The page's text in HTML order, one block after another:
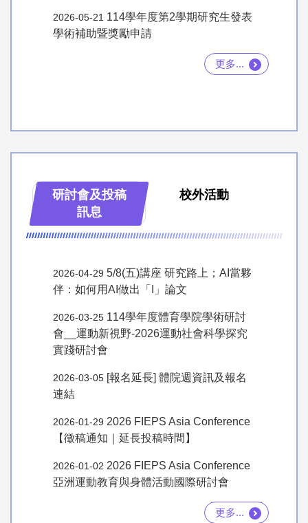
2026-05-21 114學年度第2學期研究生發表
學術補助暨獎勵申請
更多...
研討會及投稿
訊息
校外活動
2026-04-29 5/8(五)講座 研究路上；AI當夥
伴：如何用AI做出「I」論文
2026-03-25 114學年度體育學院學術研討
會__運動新視野-2026運動社會科學探究
實踐研討會
2026-03-05 [報名延長] 體院週資訊及報名
連結
2026-01-29 2026 FIEPS Asia Conference
【徵稿通知｜延長投稿時間】
2026-01-02 2026 FIEPS Asia Conference
亞洲運動教育與身體活動國際研討會
更多...